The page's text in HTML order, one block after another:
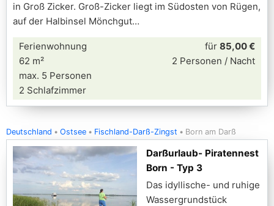
in Groß Zicker. Groß-Zicker liegt im Südosten von Rügen,
auf der Halbinsel Mönchgut
Ferienwohnung
62 m²
max. 5 Personen
2 Schlafzimmer
für 85,00 €
2 Personen / Nacht
Deutschland Ostsee Fischland-Darß-Zingst Born am Darß
Darßurlaub- Piratennest
Born - Typ 3
Das idyllische- und ruhige
Wassergrundstück